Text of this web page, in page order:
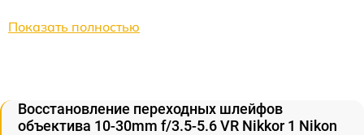
Показать полностью
Восстановление переходных шлейфов
объектива 10-30mm f/3.5-5.6 VR Nikkor 1 Nikon